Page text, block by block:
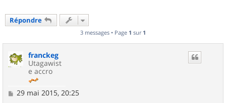
Répondre
3 messages • Page 1 sur 1
franckeg
Utagawist
e accro
M
29 mai 2015, 20:25